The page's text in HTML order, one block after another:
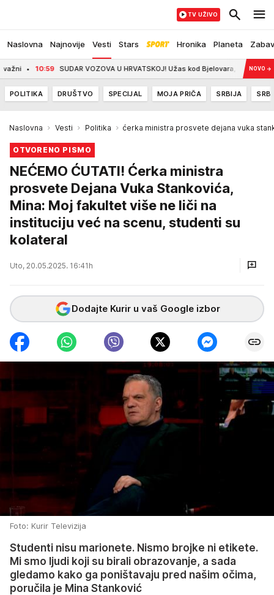
Naslovna Najnovije Vesti Stars Hronika Planeta
TV UŽIVO
SUDAR VOZOVA U HRVATSKOJ! Užas kod Bjelovara, ima povređenih,NOVO →
POLITIKA DRUŠTVO SPECIJAL MOJA PRIČA SRBIJA
Naslovna Vesti Politika ćerka ministra prosvete dejana vuka
OTVORENO PISMO
NEĆEMO ĆUTATI! Ćerka ministra
prosvete Dejana Vuka Stankovića,
Mina: Moj fakultet više ne liči na
instituciju već na scenu, studenti su
kolateral
Uto, 20.05.2025. 16:41h
Dodajte Kurir u vaš Google izbor
Foto: Kurir Televizija
Studenti nisu marionete. Nismo brojke ni etikete.
Mi smo ljudi koji su birali obrazovanje, a sada
gledamo kako ga poništavaju pred našim očima,
poručila je Mina Stanković